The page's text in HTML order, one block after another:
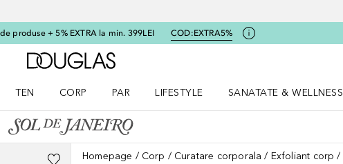
produse + 5% EXTRA la min. 399LEI COD:EXTRA5%
Către pagina principală Douglas
TEN
CORP
PAR
LIFESTYLE
SANATATE & WELLNESS
Homepage Corp Curatare corporala Exfoliant corp